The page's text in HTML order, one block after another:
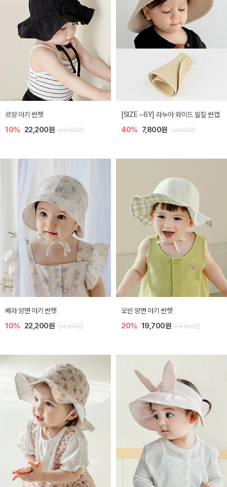
르앙 아기 썬햇
10% 22,200원 24,600원
[SIZE ~6Y] 라누아 와이드 밀짚 썬캡
40% 7,800원 13,000원
베라 양면 아기 썬햇
10% 22,200원 24,600원
오빈 양면 아기 썬햇
20% 19,700원 24,600원